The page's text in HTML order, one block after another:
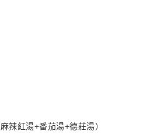
辣紅湯+番茄湯+德莊湯）